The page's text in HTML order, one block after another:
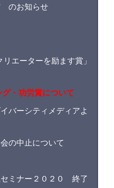
のお知らせ
リエーターを励ます賞」
・功労賞について
バーシティメディアよ
の中止について
ミナー２０２０ 終了